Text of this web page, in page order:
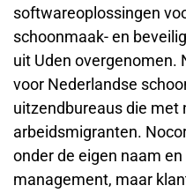
softwareoplossingen
schoonmaak- en
uit Uden overgenomen.
voor Nederlandse
uitzendbureaus die met
arbeidsmigranten.
onder de eigen naam
management, maar